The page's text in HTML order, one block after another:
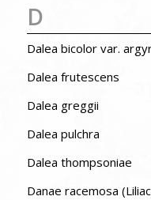
D
Dalea bicolor var.
Dalea frutescens
Dalea greggii
Dalea pulchra
Dalea thompsoniae
Danae racemosa